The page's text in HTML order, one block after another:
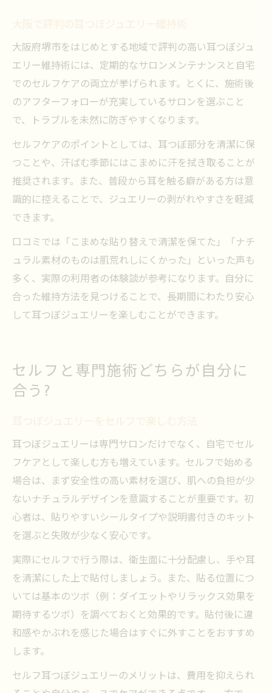
大阪で評判の耳つぼジュエリー維持術
大阪府堺市をはじめとする地域で評判の高い耳つぼジュ
エリー維持術には、定期的なサロンメンテナンスと自宅
でのセルフケアの両立が挙げられます。とくに、施術後
のアフターフォローが充実しているサロンを選ぶこと
で、トラブルを未然に防ぎやすくなります。
セルフケアのポイントとしては、耳つぼ部分を清潔に保
つことや、汗ばむ季節にはこまめに汗を拭き取ることが
推奨されます。また、普段から耳を触る癖がある方は意
識的に控えることで、ジュエリーの剥がれやすさを軽減
できます。
口コミでは「こまめな貼り替えで清潔を保てた」「ナチ
ュラル素材のものは肌荒れしにくかった」といった声も
多く、実際の利用者の体験談が参考になります。自分に
合った維持方法を見つけることで、長期間にわたり安心
して耳つぼジュエリーを楽しむことができます。
セルフと専門施術どちらが自分に
合う?
耳つぼジュエリーをセルフで楽しむ方法
耳つぼジュエリーは専門サロンだけでなく、自宅でセル
フケアとして楽しむ方も増えています。セルフで始める
場合は、まず安全性の高い素材を選び、肌への負担が少
ないナチュラルデザインを意識することが重要です。初
心者は、貼りやすいシールタイプや説明書付きのキット
を選ぶと失敗が少なく安心です。
実際にセルフで行う際は、衛生面に十分配慮し、手や耳
を清潔にした上で貼付しましょう。また、貼る位置につ
いては基本のツボ（例：ダイエットやリラックス効果を
期待するツボ）を調べておくと効果的です。貼付後に違
和感やかぶれを感じた場合はすぐに外すことをおすすめ
します。
セルフ耳つぼジュエリーのメリットは、費用を抑えられ